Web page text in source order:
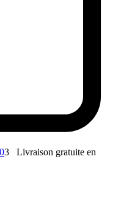
3 Livraison gratuite en